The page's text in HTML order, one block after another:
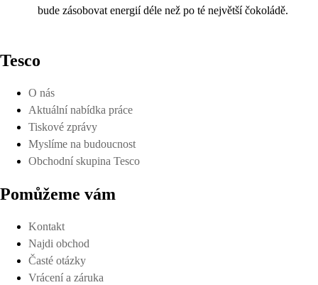
bude zásobovat energií déle než po té největší čokoládě.
Tesco
O nás
Aktuální nabídka práce
Tiskové zprávy
Myslíme na budoucnost
Obchodní skupina Tesco
Pomůžeme vám
Kontakt
Najdi obchod
Časté otázky
Vrácení a záruka